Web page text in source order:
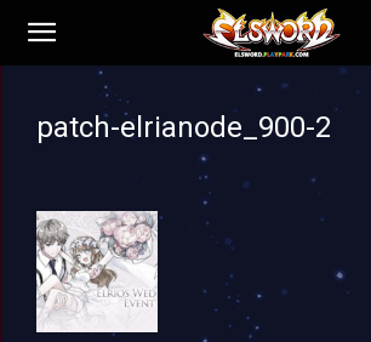
patch-elrianode_900-2